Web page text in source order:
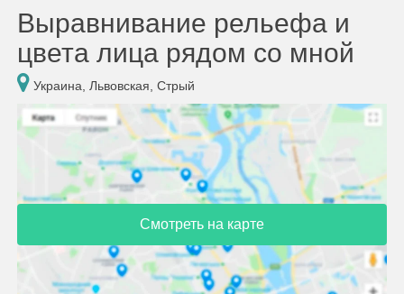
Выравнивание рельефа и
цвета лица рядом со мной
Украина, Львовская, Стрый
Смотреть на карте